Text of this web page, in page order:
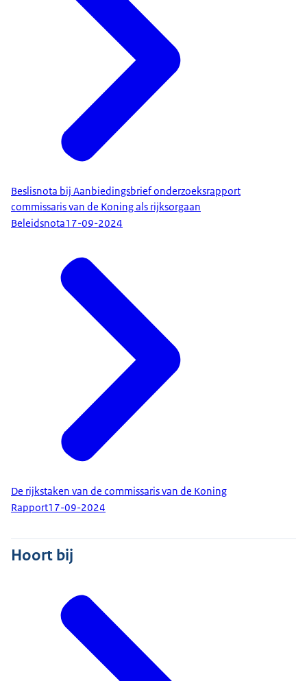
Beslisnota bij Aanbiedingsbrief onderzoeksrapport
commissaris van de Koning als rijksorgaan
Beleidsnota17-09-2024
De rijkstaken van de commissaris van de Koning
Rapport17-09-2024
Hoort bij